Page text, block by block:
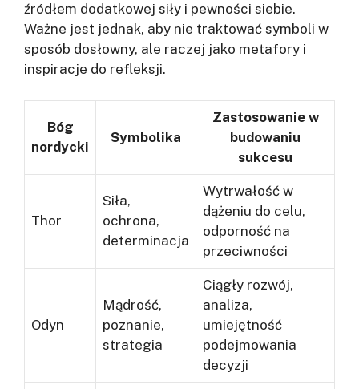
źródłem dodatkowej siły i pewności siebie.
Ważne jest jednak, aby nie traktować symboli w
sposób dosłowny, ale raczej jako metafory i
inspiracje do refleksji.
Bóg
nordycki
Symbolika
Zastosowanie w
budowaniu
sukcesu
Thor
Siła,
ochrona,
determinacja
Wytrwałość w
dążeniu do celu,
odporność na
przeciwności
Odyn
Mądrość,
poznanie,
strategia
Ciągły rozwój,
analiza,
umiejętność
podejmowania
decyzji